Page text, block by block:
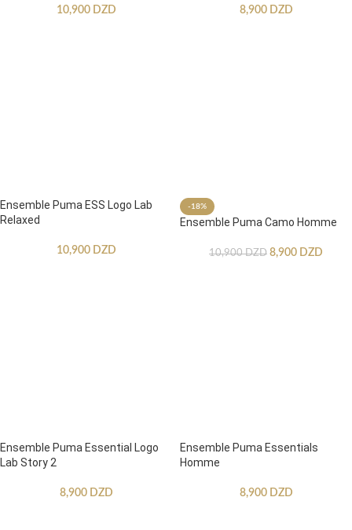
10,900 DZD 8,900 DZD
Ensemble Puma ESS Logo Lab
Relaxed
10,900 DZD
-18%
Ensemble Puma Camo Homme
10,900DZD 8,900 DZD
Ensemble Puma Essential Logo
Lab Story 2
8,900 DZD
Ensemble Puma Essentials
Homme
8,900 DZD